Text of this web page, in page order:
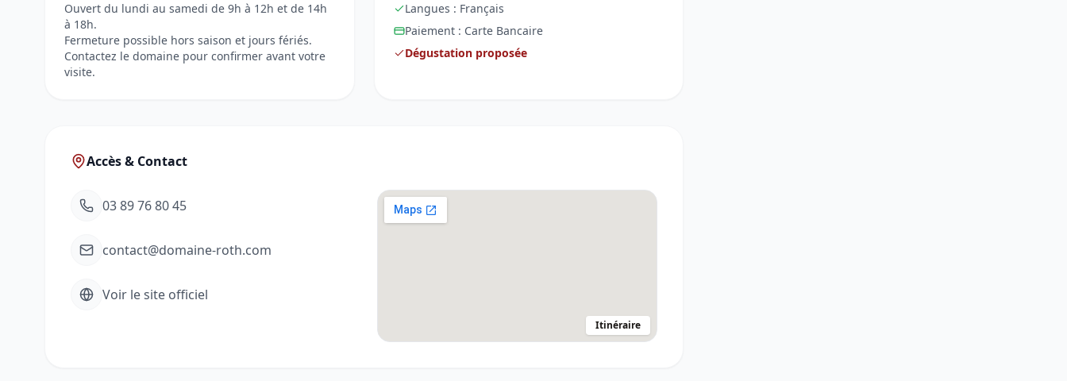
Ouvert du lundi au samedi de 9h à 12h et de 14h
à 18h.
Fermeture possible hors saison et jours fériés.
Contactez le domaine pour confirmer avant votre
visite.
Langues : Français
Paiement : Carte Bancaire
Dégustation proposée
Accès & Contact
03 89 76 80 45
contact@domaine-roth.com
Voir le site officiel
Itinéraire